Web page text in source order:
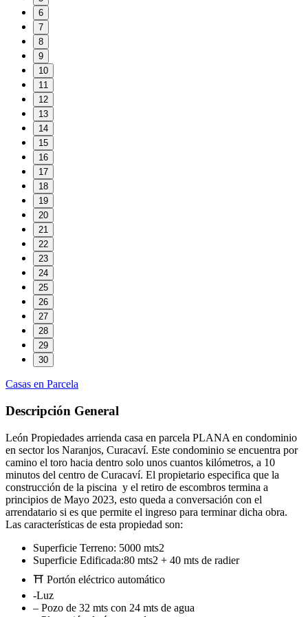
6
7
8
9
10
11
12
13
14
15
16
17
18
19
20
21
22
23
24
25
26
27
28
29
30
Casas en Parcela
Descripción General
León Propiedades arrienda casa en parcela PLANA en condominio
en sector los Naranjos, Curacaví. Este condominio se encuentra por
camino el toro hacia dentro solo unos cuantos kilómetros, a 10
minutos del centro de Curacaví. El propietario especifica que la
construcción de la piscina y el retiro de escombros termina a
principios de Mayo 2023, esto queda a conversación con el
arrendatario si es que permite el ingreso para terminar dicha obra.
Las características de esta propiedad son:
Superficie Terreno: 5000 mts2
Superficie Edificada:80 mts2 + 40 mts de radier
⛩ Portón eléctrico automático
-Luz
– Pozo de 32 mts con 24 mts de agua